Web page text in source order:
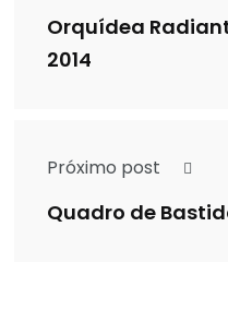
Orquídea
2014
Próximo post
Quadro de